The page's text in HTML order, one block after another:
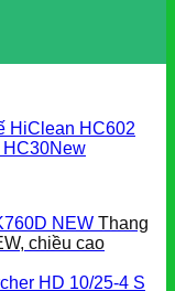
Thang
chiều cao